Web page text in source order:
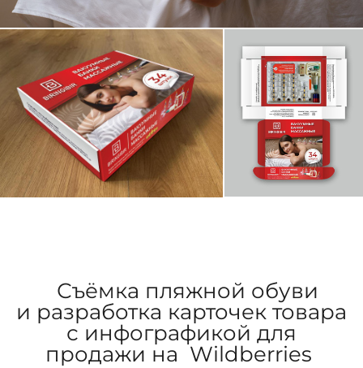
Съёмка пляжной обуви
и разработка карточек товара
с инфографикой для
продажи на Wildberries